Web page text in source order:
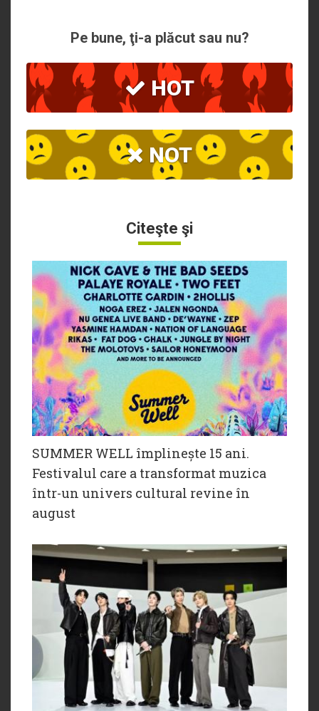
Pe bune, ţi-a plăcut sau nu?
HOT
NOT
Citeşte şi
SUMMER WELL împlinește 15 ani.
Festivalul care a transformat muzica
într-un univers cultural revine în
august